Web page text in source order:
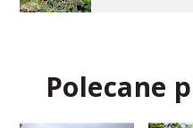
Polecane